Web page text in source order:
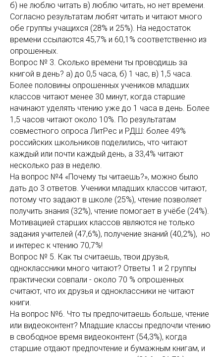
б) не люблю читать в) люблю читать, но нет времени.
Согласно результатам любят читать и читают много
обе группы учащихся (28% и 25%). На недостаток
времени ссылаются 45,7% и 60,1% соответственно из
опрошенных.
Вопрос № 3. Сколько времени ты проводишь за
книгой в день? а) до 0,5 часа, б) 1 час, в) 1,5 часа.
Более половины опрошенных учеников младших
классов читают менее 30 минут, когда старшие
начинают уделять чтению уже до 1 часа в день. Более
1,5 часов читают около 10%. По результатам
совместного опроса ЛитРес и РДШ: более 49%
российских школьников поделились, что читают
каждый или почти каждый день, а 33,4% читают
несколько раз в неделю.
На вопрос №4 «Почему ты читаешь?», можно было
дать до 3 ответов. Ученики младших классов читают,
потому что задают в школе (25%), чтение позволяет
получить знания (32%), чтение помогает в учёбе (24%).
Мотивацией старших классов являются не только
задания учителей (47,6%), получение знаний (40,2%), но
и интерес к чтению 70,7%!
Вопрос № 5. Как ты считаешь, твои друзья,
одноклассники много читают? Ответы 1 и 2 группы
практически совпали - около 70 % опрошенных
считают, что их друзья и одноклассники не читают
книги.
На вопрос №6. Что ты предпочитаешь больше, чтение
или видеоконтент? Младшие классы предпочли чтению
в свободное время видеоконтент (54,3%), когда
старшие отдают предпочтение и бумажным книгам, и